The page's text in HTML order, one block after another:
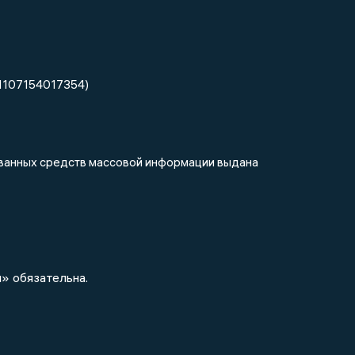
средств массовой информации выдана
обязательна.